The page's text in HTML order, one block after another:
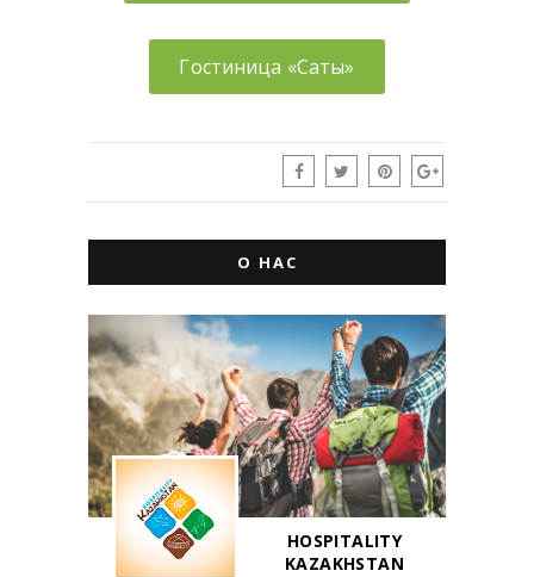
Гостиница «Саты»
О НАС
HOSPITALITY
KAZAKHSTAN